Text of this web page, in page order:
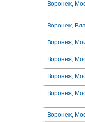
Воронеж,
Воронеж,
Воронеж,
Воронеж,
Воронеж,
Воронеж,
Воронеж,